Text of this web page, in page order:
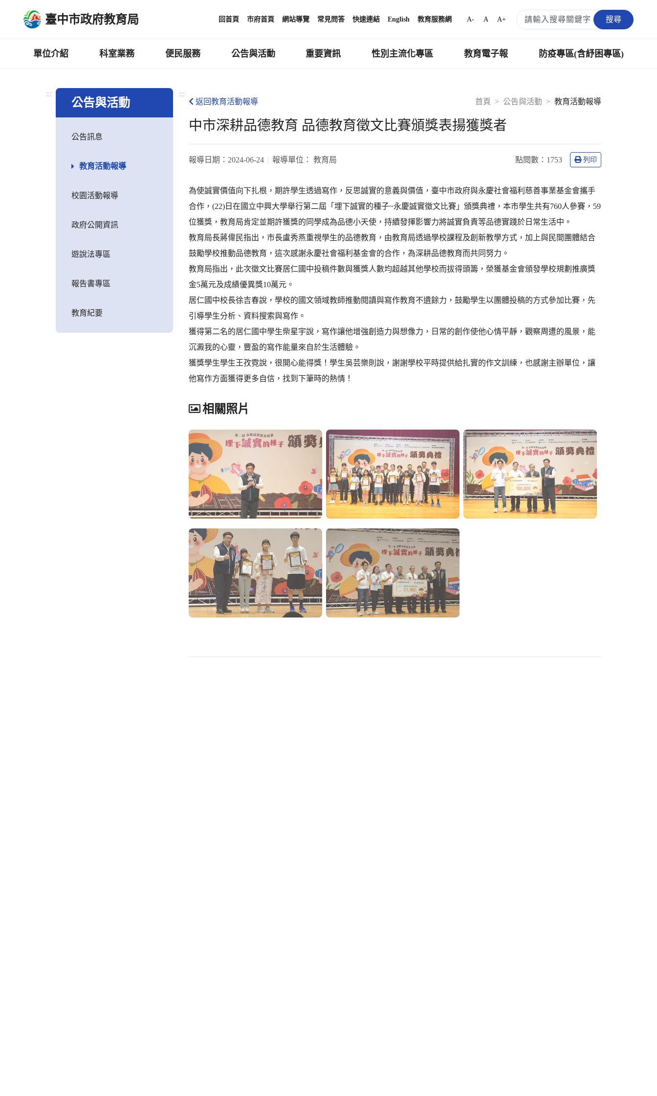
臺中市政府教育局 回首頁 市府首頁 網站導覽 常見問答 快速連結 English 教育服務網 A- A A+ 搜尋
單位介紹 科室業務 便民服務 公告與活動 重要資訊 性別主流化專區 教育電子報 防疫專區(含紓困專區)
:::
公告與活動
公告訊息
教育活動報導
校園活動報導
政府公開資訊
遊說法專區
報告書專區
教育紀要
:::
首頁
公告與活動 教育活動報導
返回教育活動報導
中市深耕品德教育 品德教育徵文比賽頒獎表揚獲獎者
報導日期： 2024-06-24 報導單位： 教育局 點閱數： 1753 列印
為使誠實價值向下扎根，期許學生透過寫作，反思誠實的意義與價值，臺中市政府與永慶社會福利慈善事業基金會攜手
合作，(22)日在國立中興大學舉行第二屆「埋下誠實的種子~永慶誠實徵文比賽」頒獎典禮，本市學生共有760人參賽，59
位獲獎，教育局肯定並期許獲獎的同學成為品德小天使，持續發揮影響力將誠實負責等品德實踐於日常生活中。
教育局長蔣偉民指出，市長盧秀燕重視學生的品德教育，由教育局透過學校課程及創新教學方式，加上與民間團體結合
鼓勵學校推動品德教育，這次感謝永慶社會福利基金會的合作，為深耕品德教育而共同努力。
教育局指出，此次徵文比賽居仁國中投稿件數與獲獎人數均超越其他學校而拔得頭籌，榮獲基金會頒發學校規劃推廣獎
金5萬元及成績優異獎10萬元。
居仁國中校長徐吉春說，學校的國文領域教師推動閱讀與寫作教育不遺餘力，鼓勵學生以團體投稿的方式參加比賽，先
引導學生分析、資料搜索與寫作。
獲得第二名的居仁國中學生柴星宇說，寫作讓他增強創造力與想像力，日常的創作使他心情平靜，觀察周遭的風景，能
沉澱我的心靈，豐盈的寫作能量來自於生活體驗。
獲獎學生學生王孜霓說，很開心能得獎！學生吳芸樂則說，謝謝學校平時提供給扎實的作文訓練，也感謝主辦單位，讓
他寫作方面獲得更多自信，找到下筆時的熱情！
相關照片